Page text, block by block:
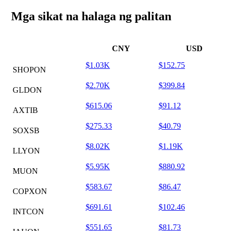
Mga sikat na halaga ng palitan
CNY USD
SHOPON
$1.03K $152.75
GLDON
$2.70K $399.84
AXTIB
$615.06 $91.12
SOXSB
$275.33 $40.79
LLYON
$8.02K $1.19K
MUON
$5.95K $880.92
COPXON
$583.67 $86.47
INTCON
$691.61 $102.46
$551.65 $81.73